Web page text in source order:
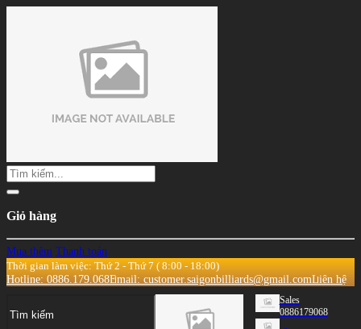
Giỏ hàng
Mua thêm Thanh toán
Thời gian làm việc: Thứ 2 - Thứ 7 ( 8:00 - 18:00)
Hotline: 0886.179.068Email: customer.saigonbilliards@gmail.comLiên hệ
Sales
0886179068